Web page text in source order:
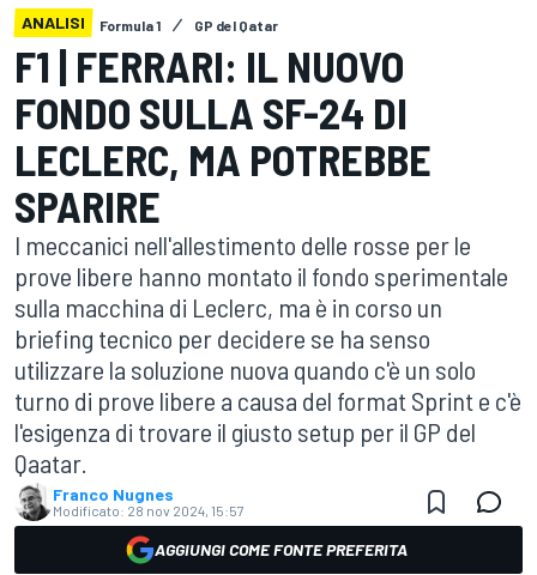
ANALISI Formula 1 GP del Qatar
F1 | FERRARI: IL NUOVO
FONDO SULLA SF-24 DI
LECLERC, MA POTREBBE
SPARIRE
I meccanici nell'allestimento delle rosse per le
prove libere hanno montato il fondo sperimentale
sulla macchina di Leclerc, ma è in corso un
briefing tecnico per decidere se ha senso
utilizzare la soluzione nuova quando c'è un solo
turno di prove libere a causa del format Sprint e c'è
l'esigenza di trovare il giusto setup per il GP del
Qaatar.
Franco Nugnes
Modificato: 28 nov 2024, 15:57
AGGIUNGI COME FONTE PREFERITA